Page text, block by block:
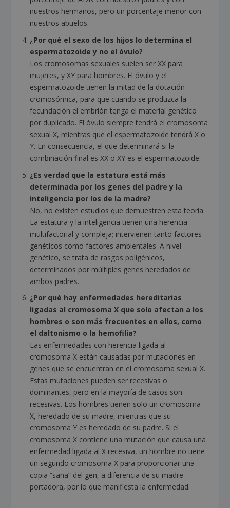
nuestros hermanos, pero un porcentaje menor con
nuestros abuelos.
¿Por qué el sexo de los hijos lo determina el
espermatozoide y no el óvulo?
Los cromosomas sexuales suelen ser XX para
mujeres, y XY para hombres. El óvulo y el
espermatozoide tienen la mitad de la dotación
cromosómica, para que cuando se produzca la
fecundación el embrión tenga el material genético
por duplicado. El óvulo siempre tendrá el cromosoma
sexual X, mientras que el espermatozoide tendrá X o
Y. En consecuencia, el que determinará si la
combinación final es XX o XY es el espermatozoide.
¿Es verdad que la estatura está más
determinada por los genes del padre y la
inteligencia por los de la madre?
No, no existen estudios que demuestren esta teoría.
La estatura y la inteligencia tienen una herencia
multifactorial y compleja; intervienen tanto factores
genéticos como factores ambientales. A nivel
genético, se trata de rasgos poligénicos,
determinados por múltiples genes heredados de
ambos padres.
¿Por qué hay enfermedades hereditarias
ligadas al cromosoma X que solo afectan a los
hombres o son más frecuentes en ellos, como
el daltonismo o la hemofilia?
Las enfermedades con herencia ligada al
cromosoma X están causadas por mutaciones en
genes que se encuentran en el cromosoma sexual X.
Estas mutaciones pueden ser recesivas o
dominantes, pero en la mayoría de casos son
recesivas. Los hombres tienen solo un cromosoma
X, heredado de su madre, mientras que su
cromosoma Y es heredado de su padre. Si el
cromosoma X contiene una mutación que causa una
enfermedad ligada al X recesiva, un hombre no tiene
un segundo cromosoma X para proporcionar una
copia “sana” del gen, a diferencia de su madre
portadora, por lo que manifiesta la enfermedad.